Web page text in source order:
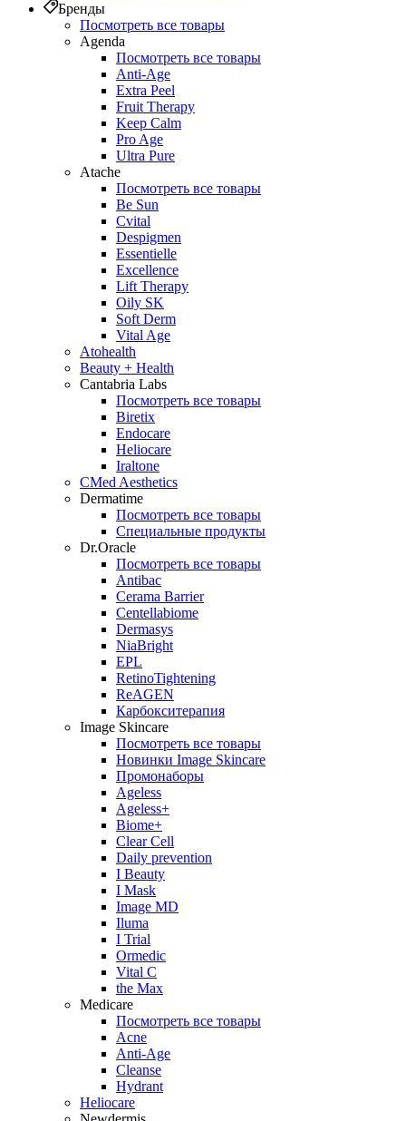
Бренды
Посмотреть все товары
Agenda
Посмотреть все товары
Anti‑Age
Extra Peel
Fruit Therapy
Keep Calm
Pro Age
Ultra Pure
Atache
Посмотреть все товары
Be Sun
Cvital
Despigmen
Essentielle
Excellence
Lift Therapy
Oily SK
Soft Derm
Vital Age
Atohealth
Beauty + Health
Cantabria Labs
Посмотреть все товары
Biretix
Endocare
Heliocare
Iraltone
CMed Aesthetics
Dermatime
Посмотреть все товары
Специальные продукты
Dr.Oracle
Посмотреть все товары
Antibac
Cerama Barrier
Centellabiome
Dermasys
NiaBright
EPL
RetinoTightening
ReAGEN
Карбокситерапия
Image Skincare
Посмотреть все товары
Новинки Image Skincare
Промонаборы
Ageless
Ageless+
Biome+
Clear Cell
Daily prevention
I Beauty
I Mask
Image MD
Iluma
I Trial
Ormedic
Vital C
the Max
Medicare
Посмотреть все товары
Acne
Anti‑Age
Cleanse
Hydrant
Heliocare